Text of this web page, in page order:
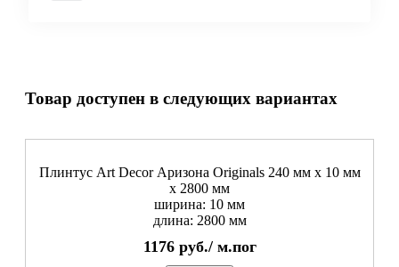
Товар доступен в следующих вариантах
Плинтус Art Decor Аризона Originals 240 мм х 10 мм
х 2800 мм
ширина: 10 мм
длина: 2800 мм
1176 руб./ м.пог